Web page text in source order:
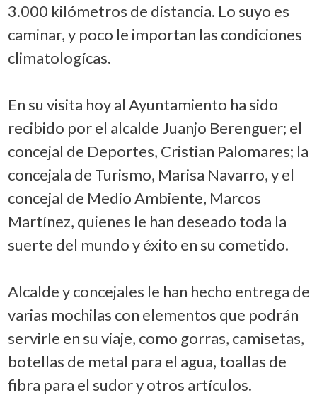
3.000 kilómetros de distancia. Lo suyo es
caminar, y poco le importan las condiciones
climatologícas.
En su visita hoy al Ayuntamiento ha sido
recibido por el alcalde Juanjo Berenguer; el
concejal de Deportes, Cristian Palomares; la
concejala de Turismo, Marisa Navarro, y el
concejal de Medio Ambiente, Marcos
Martínez, quienes le han deseado toda la
suerte del mundo y éxito en su cometido.
Alcalde y concejales le han hecho entrega de
varias mochilas con elementos que podrán
servirle en su viaje, como gorras, camisetas,
botellas de metal para el agua, toallas de
fibra para el sudor y otros artículos.